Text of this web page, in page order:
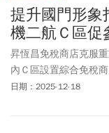
提升國門形象
機二航Ｃ區促
昇恆昌免稅商店克服
內Ｃ區設置綜合免稅
象、支持地方創生，
日期：2025-12-18